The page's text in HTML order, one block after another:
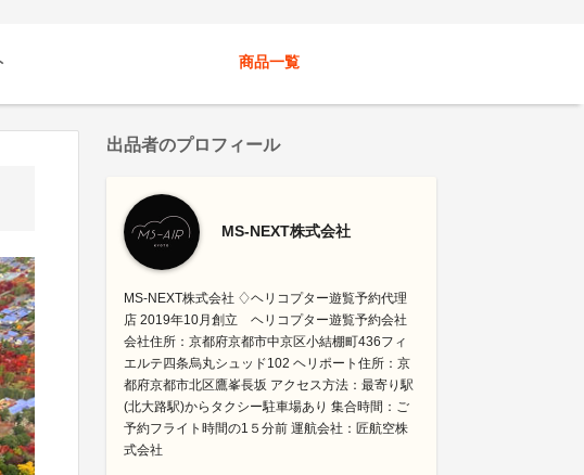
商品一覧
出品者のプロフィール
MS-NEXT株式会社
MS-NEXT株式会社 ♢ヘリコプター遊覧予約代理
店 2019年10月創立 ヘリコプター遊覧予約会社
会社住所：京都府京都市中京区小結棚町436フィ
エルテ四条烏丸シュッド102 ヘリポート住所：京
都府京都市北区鷹峯長坂 アクセス方法：最寄り駅
(北大路駅)からタクシー駐車場あり 集合時間：ご
予約フライト時間の1５分前 運航会社：匠航空株
式会社